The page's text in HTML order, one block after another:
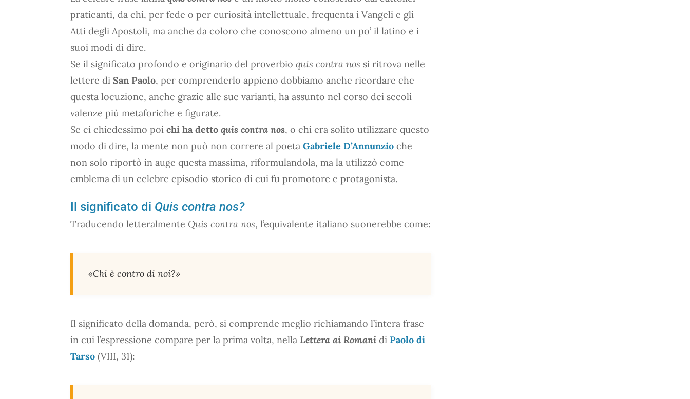
praticanti, da chi, per fede o per curiosità intellettuale, frequenta i Vangeli e gli
Atti degli Apostoli, ma anche da coloro che conoscono almeno un po’ il latino e i
suoi modi di dire.
Se il significato profondo e originario del proverbio quis contra nos si ritrova nelle
lettere di San Paolo, per comprenderlo appieno dobbiamo anche ricordare che
questa locuzione, anche grazie alle sue varianti, ha assunto nel corso dei secoli
valenze più metaforiche e figurate.
Se ci chiedessimo poi chi ha detto quis contra nos, o chi era solito utilizzare questo
modo di dire, la mente non può non correre al poeta Gabriele D’Annunzio che
non solo riportò in auge questa massima, riformulandola, ma la utilizzò come
emblema di un celebre episodio storico di cui fu promotore e protagonista.
Il significato di Quis contra nos?
Traducendo letteralmente Quis contra nos, l’equivalente italiano suonerebbe come:
«Chi è contro di noi?»
Il significato della domanda, però, si comprende meglio richiamando l’intera frase
in cui l’espressione compare per la prima volta, nella Lettera ai Romani di Paolo di
Tarso (VIII, 31):